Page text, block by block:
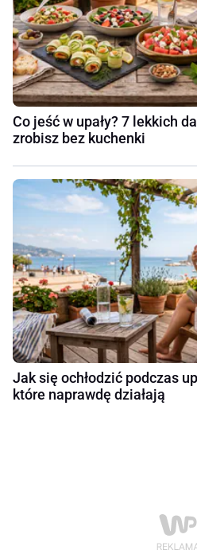
Co jeść w upały? 7 lekkich
zrobisz bez kuchenki
Jak się ochłodzić podczas
które naprawdę działają